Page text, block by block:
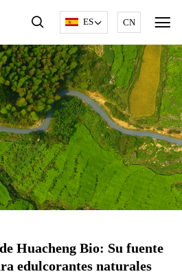
ES CN
Huacheng Bio: Su fuente
edulcorantes naturales